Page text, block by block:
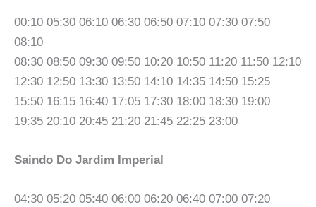
00:10 05:30 06:10 06:30 06:50 07:10 07:30 07:50
08:10
08:30 08:50 09:30 09:50 10:20 10:50 11:20 11:50 12:10
12:30 12:50 13:30 13:50 14:10 14:35 14:50 15:25
15:50 16:15 16:40 17:05 17:30 18:00 18:30 19:00
19:35 20:10 20:45 21:20 21:45 22:25 23:00
Saindo Do Jardim Imperial
04:30 05:20 05:40 06:00 06:20 06:40 07:00 07:20